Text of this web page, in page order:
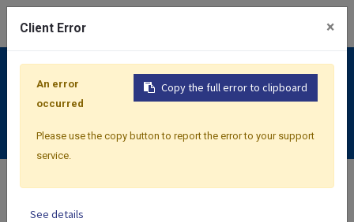
新聞中心
部落格
Client Error ×
Copy the full error to clipboard
An error
occurred
Please use the copy button to report the error to your support
service.
See details